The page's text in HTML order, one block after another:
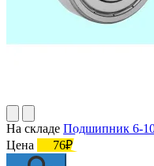
На складе Подшипник 6-
Цена
76₽